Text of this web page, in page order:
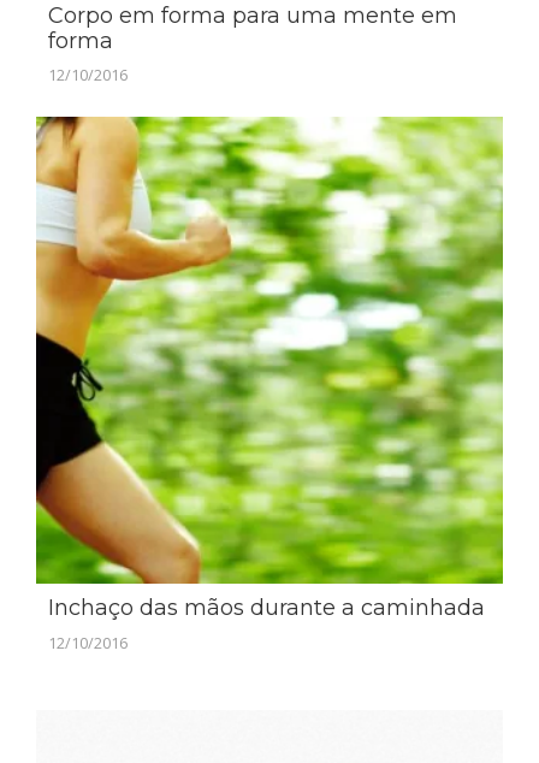
Corpo em forma para uma mente em
forma
12/10/2016
Inchaço das mãos durante a caminhada
12/10/2016